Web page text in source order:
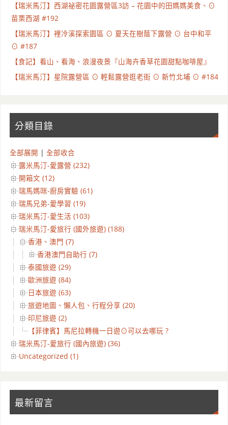
【瑞米馬汀】西湖祕密花園露營區3訪 – 花園中的田媽媽美食、⊙
苗栗西湖 #192
【瑞米馬汀】裡冷溪探索園區 ⊙ 夏天在樹蔭下露營 ⊙ 台中和平
⊙ #187
【食記】看山、看海、浪漫夜景『山海卉香草花園甜點咖啡屋』
【瑞米馬汀】星院露營區 ⊙ 輕鬆露營逛老街 ⊙ 新竹北埔 ⊙ #184
分類目錄
全部展開 | 全部收合
露米馬汀-愛露營 (232)
開箱文 (12)
瑞馬媽咪-廚房實驗 (61)
瑞馬兄弟-愛學習 (19)
瑞米馬汀-愛生活 (103)
瑞米馬汀-愛旅行 (國外旅遊) (188)
香港、澳門 (7)
香港澳門自助行 (7)
泰國旅遊 (29)
歐洲旅遊 (84)
日本旅遊 (63)
旅遊地圖、懶人包、行程分享 (20)
印尼旅遊 (2)
【菲律賓】馬尼拉轉機一日遊⊙可以去哪玩 ?
瑞米馬汀-愛旅行 (國內旅遊) (36)
Uncategorized (1)
最新留言